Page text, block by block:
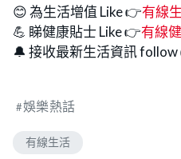
😊 為生活增值 Like 👉有線
💪 睇健康貼士 Like 👉有線
🔔 接收最新生活資訊
娛樂熱話
有線生活